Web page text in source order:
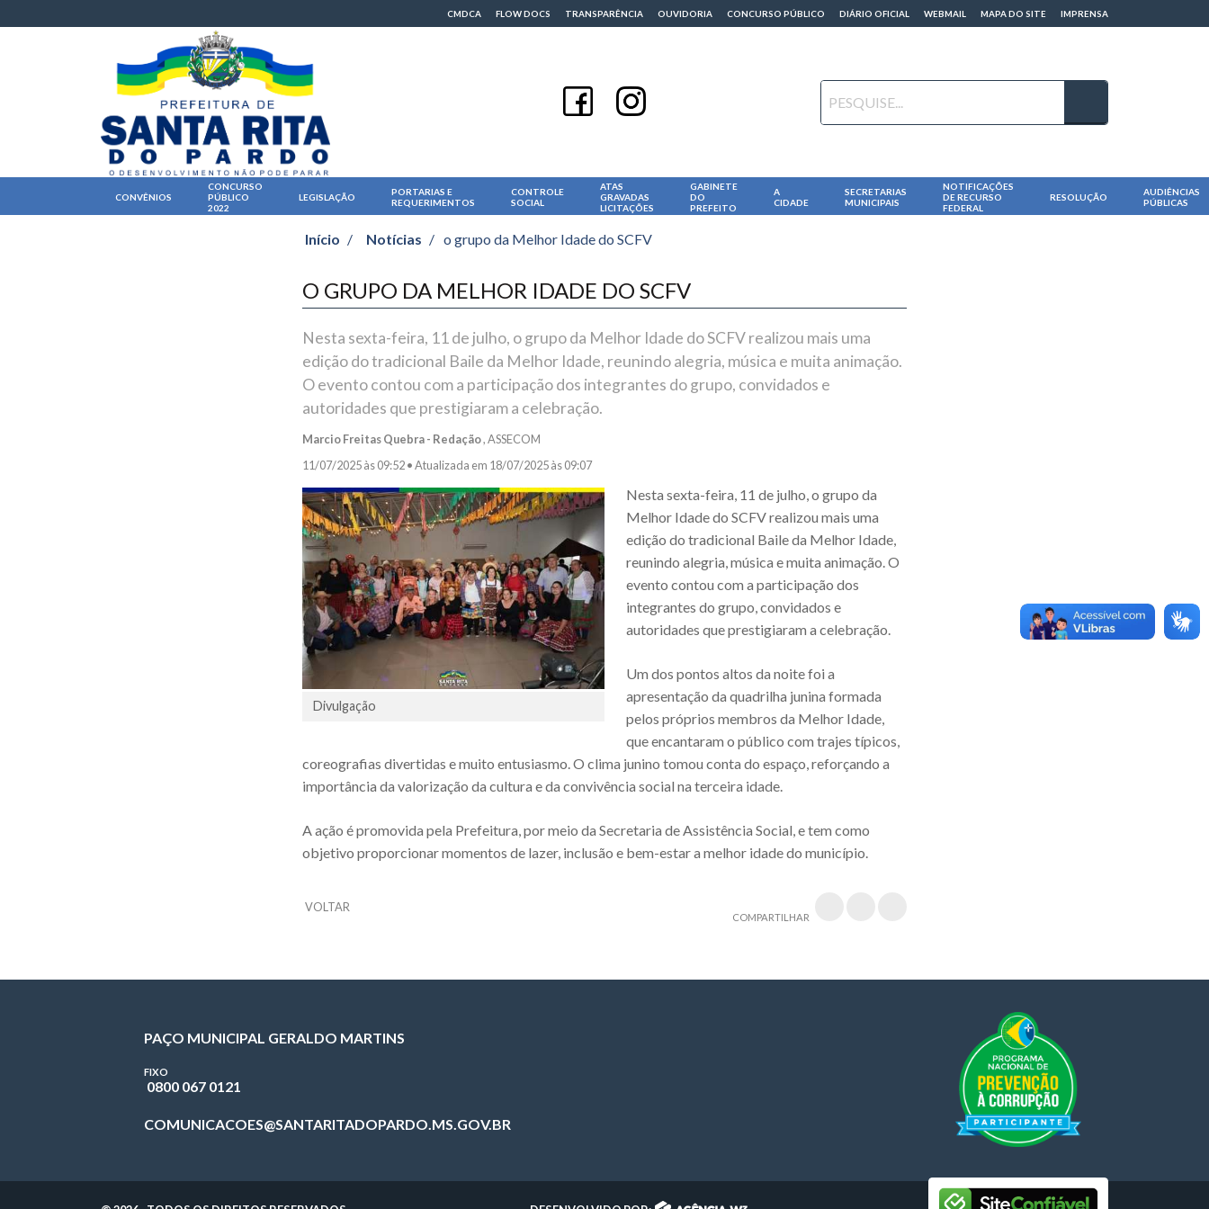
CMDCA FLOW DOCS TRANSPARÊNCIA OUVIDORIA CONCURSO PÚBLICO DIÁRIO OFICIAL WEBMAIL MAPA DO SITE IMPRENSA
CONVÊNIOS
CONCURSO
PÚBLICO
2022
LEGISLAÇÃO
PORTARIAS E
REQUERIMENTOS
CONTROLE
SOCIAL
ATAS
GRAVADAS
LICITAÇÕES
GABINETE
DO
PREFEITO
A
CIDADE
SECRETARIAS
MUNICIPAIS
NOTIFICAÇÕES
DE RECURSO
FEDERAL
RESOLUÇÃO
AUDIÊNCIAS
PÚBLICAS
Início / Notícias / o grupo da Melhor Idade do SCFV
O GRUPO DA MELHOR IDADE DO SCFV
Nesta sexta-feira, 11 de julho, o grupo da Melhor Idade do SCFV realizou mais uma
edição do tradicional Baile da Melhor Idade, reunindo alegria, música e muita animação.
O evento contou com a participação dos integrantes do grupo, convidados e
autoridades que prestigiaram a celebração.
Marcio Freitas Quebra - Redação, ASSECOM
11/07/2025 às 09:52 •Atualizada em 18/07/2025 às 09:07
Divulgação
Nesta sexta-feira, 11 de julho, o grupo da
Melhor Idade do SCFV realizou mais uma
edição do tradicional Baile da Melhor Idade,
reunindo alegria, música e muita animação. O
evento contou com a participação dos
integrantes do grupo, convidados e
autoridades que prestigiaram a celebração.
Um dos pontos altos da noite foi a
apresentação da quadrilha junina formada
pelos próprios membros da Melhor Idade,
que encantaram o público com trajes típicos,
coreografias divertidas e muito entusiasmo. O clima junino tomou conta do espaço, reforçando a
importância da valorização da cultura e da convivência social na terceira idade.
A ação é promovida pela Prefeitura, por meio da Secretaria de Assistência Social, e tem como
objetivo proporcionar momentos de lazer, inclusão e bem-estar a melhor idade do município.
VOLTAR
COMPARTILHAR
PAÇO MUNICIPAL GERALDO MARTINS
FIXO
0800 067 0121
COMUNICACOES@SANTARITADOPARDO.MS.GOV.BR